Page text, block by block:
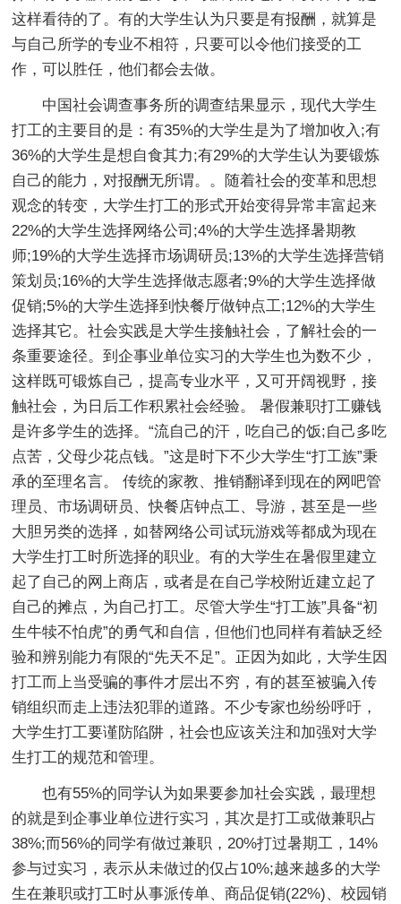
这样看待的了。有的大学生认为只要是有报酬，就算是
与自己所学的专业不相符，只要可以令他们接受的工
作，可以胜任，他们都会去做。
中国社会调查事务所的调查结果显示，现代大学生
打工的主要目的是：有35%的大学生是为了增加收入;有
36%的大学生是想自食其力;有29%的大学生认为要锻炼
自己的能力，对报酬无所谓。。随着社会的变革和思想
观念的转变，大学生打工的形式开始变得异常丰富起来
22%的大学生选择网络公司;4%的大学生选择暑期教
师;19%的大学生选择市场调研员;13%的大学生选择营销
策划员;16%的大学生选择做志愿者;9%的大学生选择做
促销;5%的大学生选择到快餐厅做钟点工;12%的大学生
选择其它。社会实践是大学生接触社会，了解社会的一
条重要途径。到企事业单位实习的大学生也为数不少，
这样既可锻炼自己，提高专业水平，又可开阔视野，接
触社会，为日后工作积累社会经验。 暑假兼职打工赚钱
是许多学生的选择。“流自己的汗，吃自己的饭;自己多吃
点苦，父母少花点钱。”这是时下不少大学生“打工族”秉
承的至理名言。 传统的家教、推销翻译到现在的网吧管
理员、市场调研员、快餐店钟点工、导游，甚至是一些
大胆另类的选择，如替网络公司试玩游戏等都成为现在
大学生打工时所选择的职业。有的大学生在暑假里建立
起了自己的网上商店，或者是在自己学校附近建立起了
自己的摊点，为自己打工。尽管大学生“打工族”具备“初
生牛犊不怕虎”的勇气和自信，但他们也同样有着缺乏经
验和辨别能力有限的“先天不足”。正因为如此，大学生因
打工而上当受骗的事件才层出不穷，有的甚至被骗入传
销组织而走上违法犯罪的道路。不少专家也纷纷呼吁，
大学生打工要谨防陷阱，社会也应该关注和加强对大学
生打工的规范和管理。
也有55%的同学认为如果要参加社会实践，最理想
的就是到企事业单位进行实习，其次是打工或做兼职占
38%;而56%的同学有做过兼职，20%打过暑期工，14%
参与过实习，表示从未做过的仅占10%;越来越多的大学
生在兼职或打工时从事派传单、商品促销(22%)、校园销